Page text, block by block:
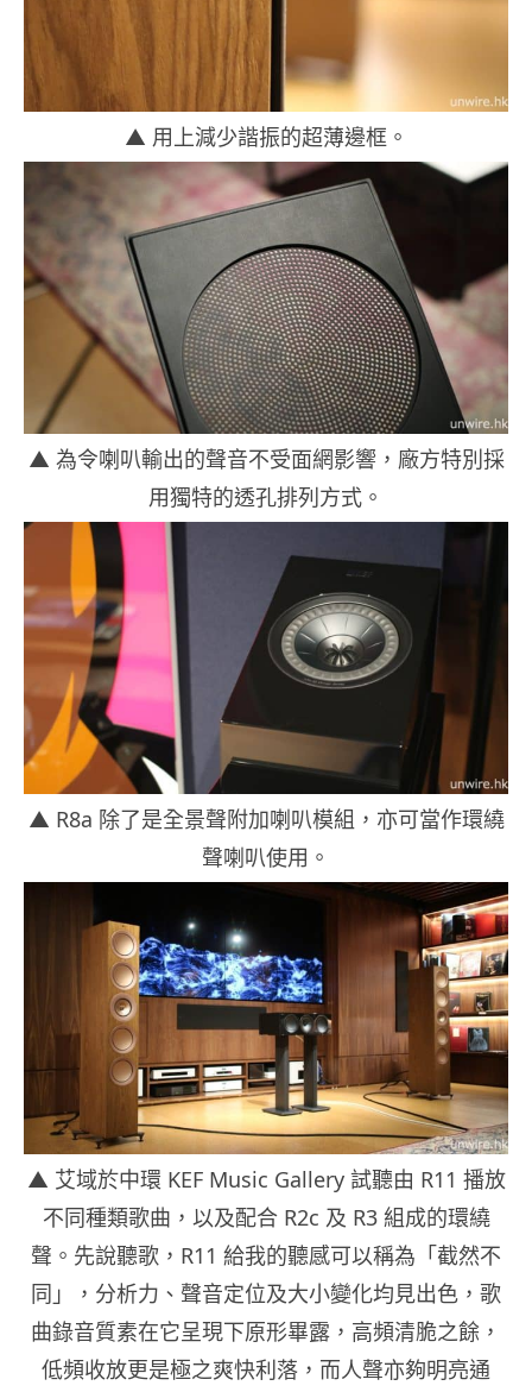
▲ 用上減少諧振的超薄邊框。
▲ 為令喇叭輸出的聲音不受面網影響，廠方特別採
用獨特的透孔排列方式。
▲ R8a 除了是全景聲附加喇叭模組，亦可當作環繞
聲喇叭使用。
▲ 艾域於中環 KEF Music Gallery 試聽由 R11 播放
不同種類歌曲，以及配合 R2c 及 R3 組成的環繞
聲。先說聽歌，R11 給我的聽感可以稱為「截然不
同」，分析力、聲音定位及大小變化均見出色，歌
曲錄音質素在它呈現下原形畢露，高頻清脆之餘，
低頻收放更是極之爽快利落，而人聲亦夠明亮通